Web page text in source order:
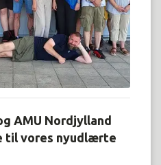
AMU Nordjylland
til vores nyudlærte